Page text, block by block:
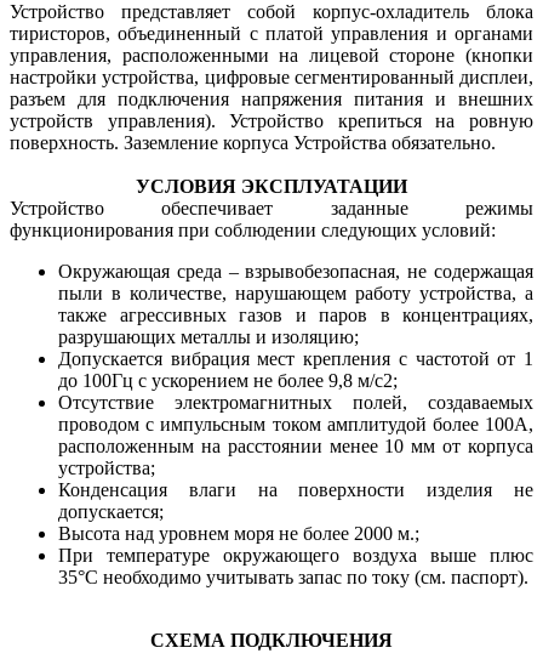
Устройство представляет собой корпус-охладитель блока
тиристоров, объединенный с платой управления и органами
управления, расположенными на лицевой стороне (кнопки
настройки устройства, цифровые сегментированный дисплеи,
разъем для подключения напряжения питания и внешних
устройств управления). Устройство крепиться на ровную
поверхность. Заземление корпуса Устройства обязательно.
УСЛОВИЯ ЭКСПЛУАТАЦИИ
Устройство обеспечивает заданные режимы
функционирования при соблюдении следующих условий:
Окружающая среда – взрывобезопасная, не содержащая
пыли в количестве, нарушающем работу устройства, а
также агрессивных газов и паров в концентрациях,
разрушающих металлы и изоляцию;
Допускается вибрация мест крепления с частотой от 1
до 100Гц с ускорением не более 9,8 м/с2;
Отсутствие электромагнитных полей, создаваемых
проводом с импульсным током амплитудой более 100А,
расположенным на расстоянии менее 10 мм от корпуса
устройства;
Конденсация влаги на поверхности изделия не
допускается;
Высота над уровнем моря не более 2000 м.;
При температуре окружающего воздуха выше плюс
35°С необходимо учитывать запас по току (см. паспорт).
СХЕМА ПОДКЛЮЧЕНИЯ